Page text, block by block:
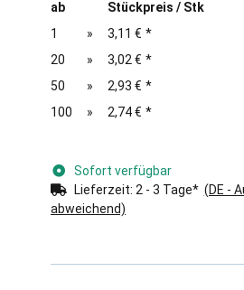
ab
Stückpreis / Stk
1
» 3,11 € *
20
» 3,02 € *
50
» 2,93 € *
100
» 2,74 € *
Sofort verfügbar
Lieferzeit: 2 - 3 Tage* (DE -
abweichend)